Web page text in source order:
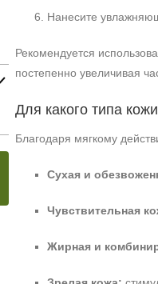
Нанесите
Рекомендуется
постепенно увеличивая
Для какого типа
Благодаря мягкому
Сухая и
Чувствительная
Жирная и